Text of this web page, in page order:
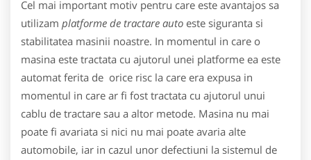
Cel mai important motiv pentru care este avantajos sa
utilizam platforme de tractare auto este siguranta si
stabilitatea masinii noastre. In momentul in care o
masina este tractata cu ajutorul unei platforme ea este
automat ferita de orice risc la care era expusa in
momentul in care ar fi fost tractata cu ajutorul unui
cablu de tractare sau a altor metode. Masina nu mai
poate fi avariata si nici nu mai poate avaria alte
automobile, iar in cazul unor defectiuni la sistemul de